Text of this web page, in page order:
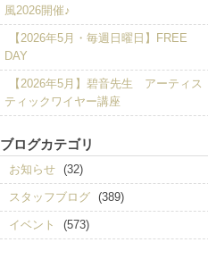
風2026開催♪
【2026年5月・毎週日曜日】FREE
DAY
【2026年5月】碧音先生 アーティス
ティックワイヤー講座
ブログカテゴリ
お知らせ (32)
スタッフブログ (389)
イベント (573)